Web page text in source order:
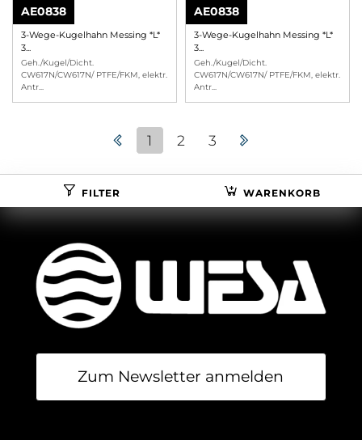
AE0838
3-Wege-Kugelhahn Messing *L*
3...
Geh./Kugel/Dicht.
CW617N/CW617N/ PTFE/FKM, elektr.
Antr...
AE0838
3-Wege-Kugelhahn Messing *L*
3...
Geh./Kugel/Dicht.
CW617N/CW617N/ PTFE/FKM, elektr.
Antr...
1 2 3
FILTER WARENKORB
Zum Newsletter anmelden